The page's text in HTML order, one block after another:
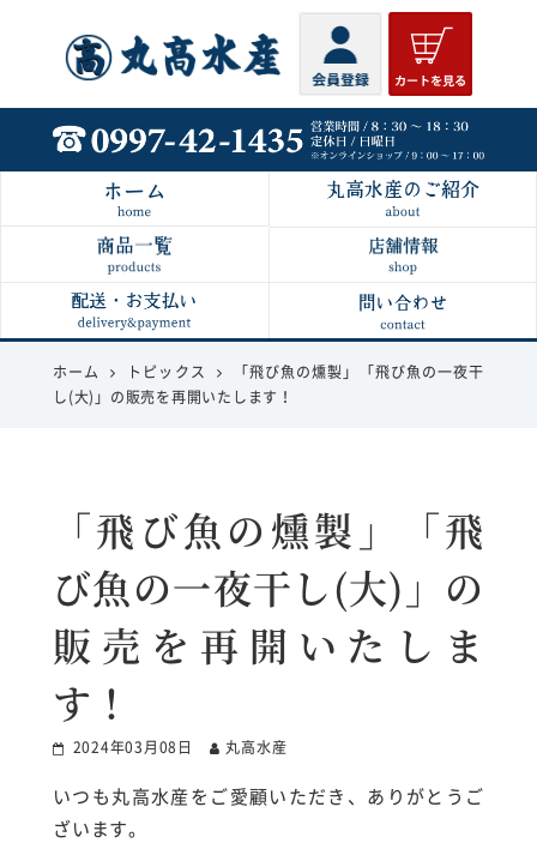
ホーム トピックス
「飛び魚の燻製」「飛び魚の一夜干
し(大)」の販売を再開いたします！
「飛び魚の燻製」「飛
び魚の一夜干し(大)」の
販売を再開いたしま
す！
2024年03月08日 丸高水産
いつも丸高水産をご愛顧いただき、ありがとうご
ざいます。